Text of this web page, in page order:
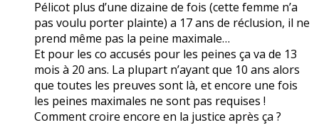
Pélicot plus d’une dizaine de fois (cette femme n’a
pas voulu porter plainte) a 17 ans de réclusion, il ne
prend même pas la peine maximale…
Et pour les co accusés pour les peines ça va de 13
mois à 20 ans. La plupart n’ayant que 10 ans alors
que toutes les preuves sont là, et encore une fois
les peines maximales ne sont pas requises !
Comment croire encore en la justice après ça ?